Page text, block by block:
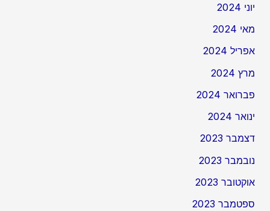
יוני 2024
מאי 2024
אפריל 2024
מרץ 2024
פברואר 2024
ינואר 2024
דצמבר 2023
נובמבר 2023
אוקטובר 2023
ספטמבר 2023